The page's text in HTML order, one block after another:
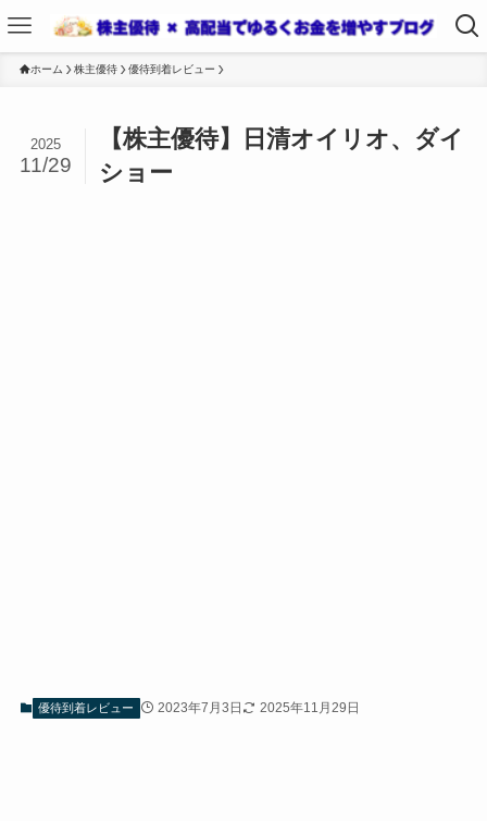
ホーム 株主優待 優待到着レビュー
【株主優待】日清オイリオ、ダイ
ショー
2025
11/29
優待到着レビュー 2023年7月3日 2025年11月29日